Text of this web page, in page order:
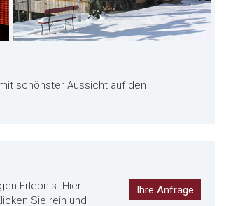
schönster Aussicht auf den
Erlebnis. Hier
Sie rein und
Ihre Anfrage